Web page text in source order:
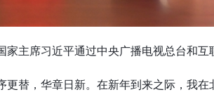
家主席习近平通过中央广播电视总台和
更替，华章日新。在新年到来之际，我在